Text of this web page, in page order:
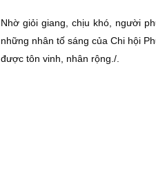
Nhờ giỏi giang, chịu khó, người
những nhân tố sáng của Chi hội
được tôn vinh, nhân rộng./.